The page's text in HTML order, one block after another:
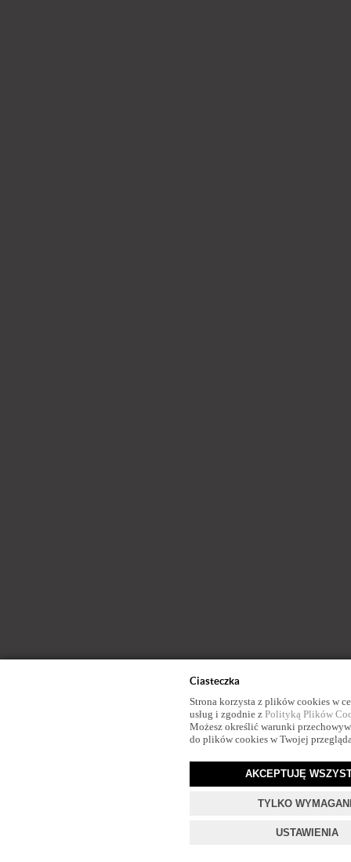
Ciasteczka
Strona korzysta z plików cookies w
usług i zgodnie z Polityką Plików
Możesz określić warunki
do plików cookies w Twojej
AKCEPTUJĘ
TYLKO
USTAWIENIA